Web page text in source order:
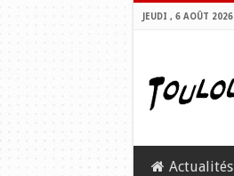
JEUDI , 6 AOÛT 2026
Actualités